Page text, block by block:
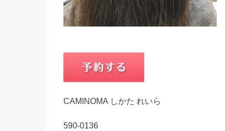
CAMINOMA しかた れいら
590-0136